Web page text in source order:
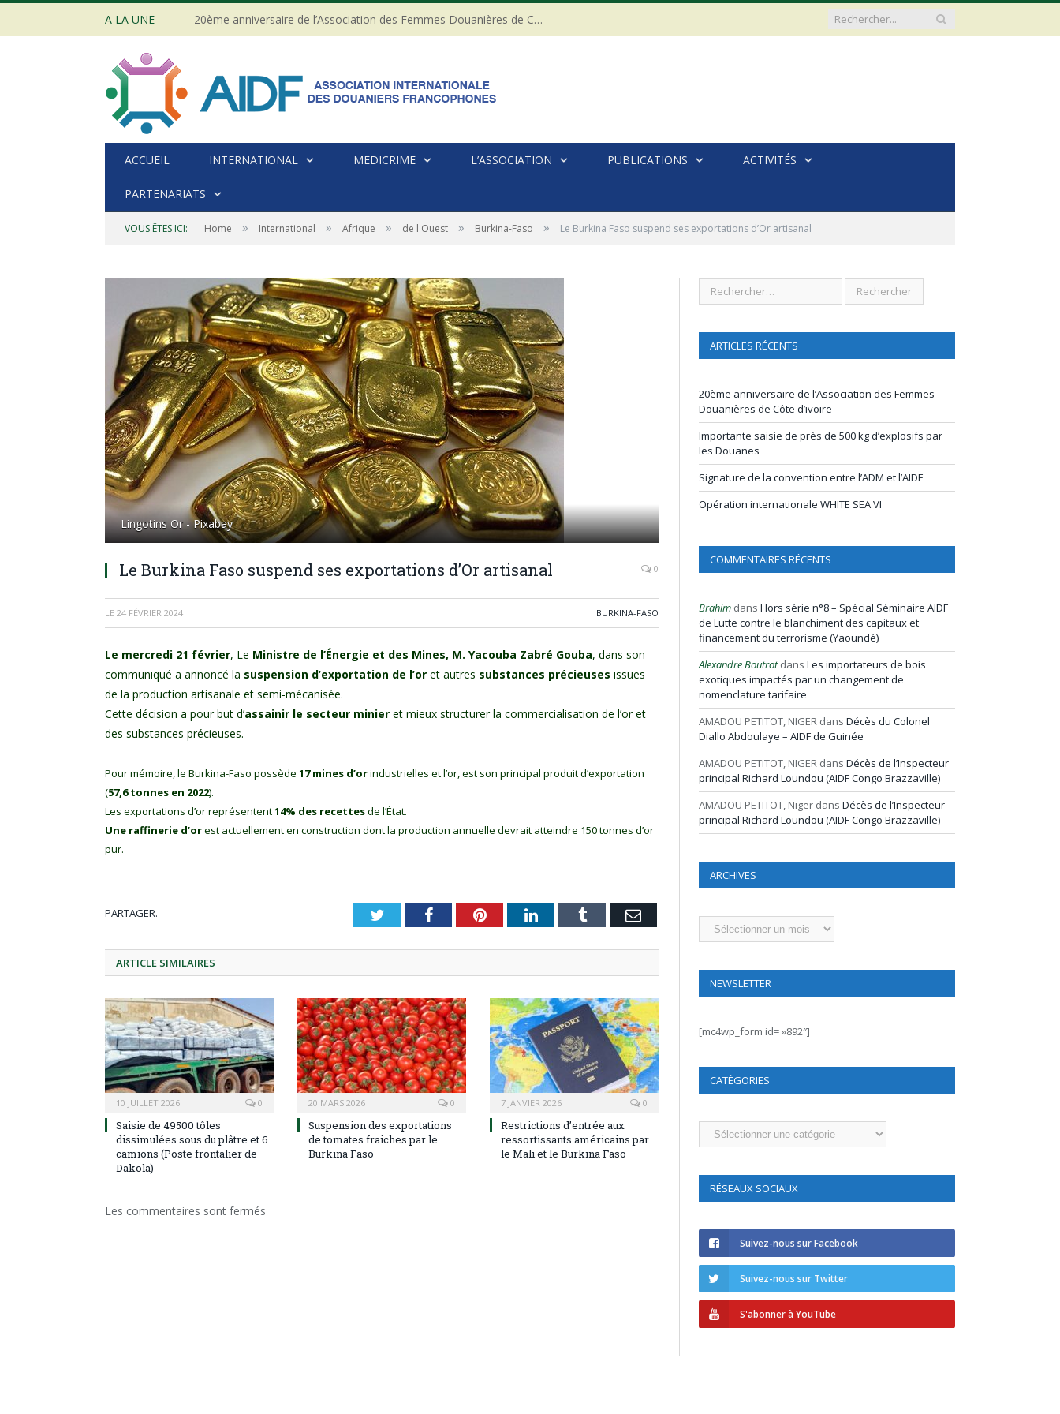
A LA UNE 20ème anniversaire de l’Association des Femmes Douanières de Côte d’ivoire
ACCUEIL INTERNATIONAL MEDICRIME L’ASSOCIATION PUBLICATIONS ACTIVITÉS
PARTENARIATS
VOUS ÊTES ICI: Home » International » Afrique » de l'Ouest » Burkina-Faso » Le Burkina Faso suspend ses exportations d’Or artisanal
Lingotins Or - Pixabay
Le Burkina Faso suspend ses exportations d’Or artisanal 0
LE 24 FÉVRIER 2024 BURKINA-FASO
Le mercredi 21 février, Le Ministre de l’Énergie et des Mines, M. Yacouba Zabré Gouba, dans son
communiqué a annoncé la suspension d’exportation de l’or et autres substances précieuses issues
de la production artisanale et semi-mécanisée.
Cette décision a pour but d’assainir le secteur minier et mieux structurer la commercialisation de l’or et
des substances précieuses.
Pour mémoire, le Burkina-Faso possède 17 mines d’orindustrielles et l’or, est son principal produit d’exportation
(57,6 tonnes en 2022).
Les exportations d’or représentent14% des recettesde l’État.
Une raffinerie d’orest actuellement en construction dont la production annuelle devrait atteindre 150 tonnes d’or
pur.
PARTAGER. TwitterFacebookPinterestLinkedInTumblr Email
ARTICLE SIMILAIRES
10 JUILLET 2026 0
Saisie de 49500 tôles
dissimulées sous du plâtre et 6
camions (Poste frontalier de
Dakola)
20 MARS 2026 0
Suspension des exportations
de tomates fraiches par le
Burkina Faso
7 JANVIER 2026 0
Restrictions d’entrée aux
ressortissants américains par
le Mali et le Burkina Faso
Les commentaires sont fermés
ARTICLES RÉCENTS
20ème anniversaire de l’Association des Femmes
Douanières de Côte d’ivoire
Importante saisie de près de 500 kg d’explosifs par
les Douanes
Signature de la convention entre l’ADM et l’AIDF
Opération internationale WHITE SEA VI
COMMENTAIRES RÉCENTS
Brahim dans Hors série n°8 – Spécial Séminaire AIDF
de Lutte contre le blanchiment des capitaux et
financement du terrorisme (Yaoundé)
Alexandre Boutrotdans Les importateurs de bois
exotiques impactés par un changement de
nomenclature tarifaire
AMADOU PETITOT, NIGER dans Décès du Colonel
Diallo Abdoulaye – AIDF de Guinée
AMADOU PETITOT, NIGER dans Décès de l’Inspecteur
principal Richard Loundou (AIDF Congo Brazzaville)
AMADOU PETITOT, Niger dans Décès de l’Inspecteur
principal Richard Loundou (AIDF Congo Brazzaville)
ARCHIVES
Archives
NEWSLETTER
[mc4wp_form id= »892″]
CATÉGORIES
Catégories
RÉSEAUX SOCIAUX
Suivez-nous sur Facebook
Suivez-nous sur Twitter
S'abonner à YouTube